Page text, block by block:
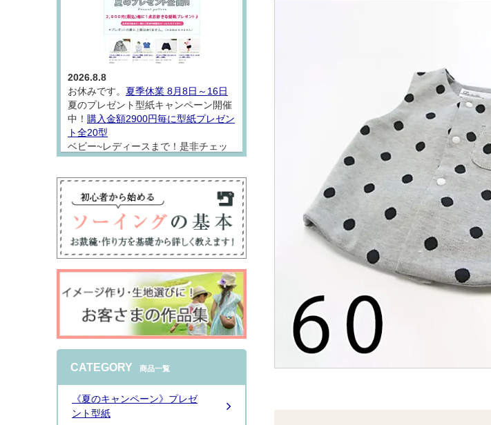
2026.8.8
お休みです。 夏季休業 8月8日～16日
夏のプレゼント型紙キャンペーン開催
中！ 購入金額2900円毎に型紙プレゼン
ト全20型
ベビー~レディースまで！是非チェッ
クしてソーイング楽しんでください
型紙「アロハシャツロンパース」をW
ガーゼでお仕立てしました。 なんとも
着心地の良さそうな一着になりました
♪シンプルなオープンカラーシャツは
普段着にもちょっとおめかしにも使い
やすくておススメインスタで詳しくご
続きはこちら
CATEGORY 商品一覧
《夏のキャンペーン》プレゼ
ント型紙